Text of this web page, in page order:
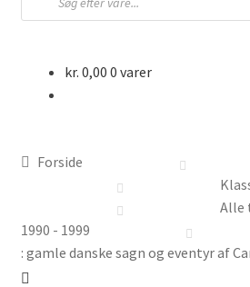
search
Børnebøger
Ting
kr. 0,00 0 varer
Forside
Alle
1990 - 1999
: gamle danske sagn og eventyr af